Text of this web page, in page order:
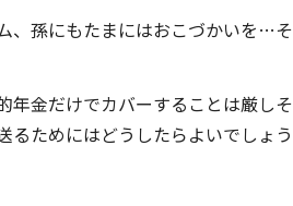
、孫にもたまにはおこづかいを…
金だけでカバーすることは厳しそ
るためにはどうしたらよいでしょ